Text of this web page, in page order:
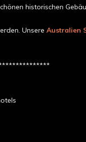
historischen
Unsere Australien